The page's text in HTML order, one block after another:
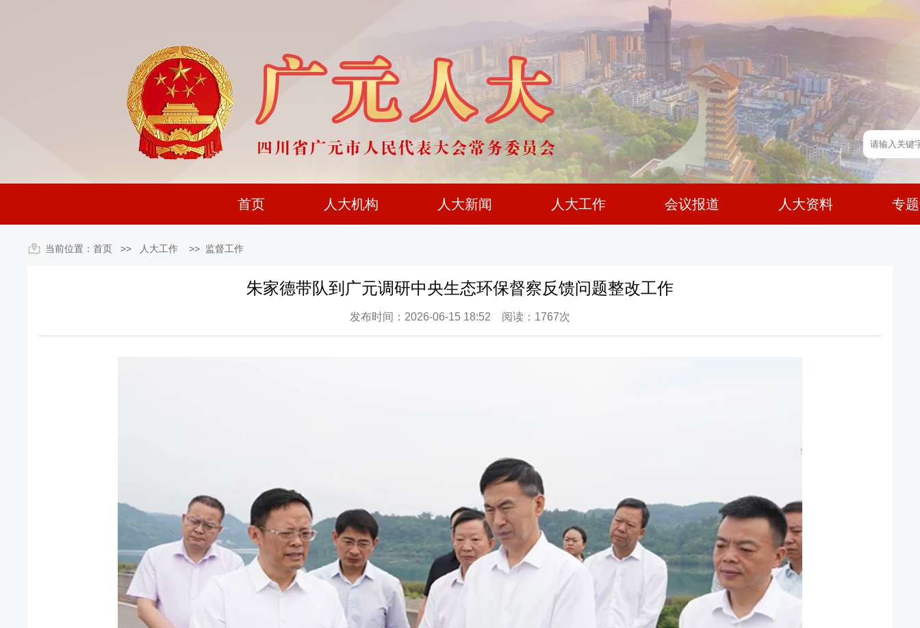
首页 人大机构 人大新闻 人大工作 会议报道 人大资料 专
当前位置： 首页 >> 人大工作 >> 监督工作
朱家德带队到广元调研中央生态环保督察反馈问题整改工作
发布时间：2026-06-15 18:52 阅读：1767次